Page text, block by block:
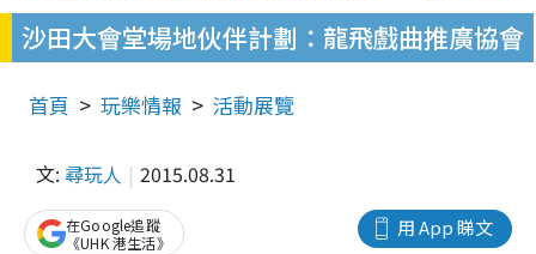
沙田大會堂場地伙伴計劃：龍飛戲曲推廣協會
首頁 玩樂情報 活動展覽
文: 尋玩人 2015.08.31
用 App 睇文
在Google追蹤
《UHK 港生活》